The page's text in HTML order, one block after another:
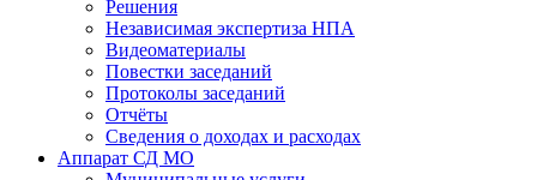
Решения
Независимая экспертиза НПА
Видеоматериалы
Повестки заседаний
Протоколы заседаний
Отчёты
Сведения о доходах и расходах
Аппарат СД МО